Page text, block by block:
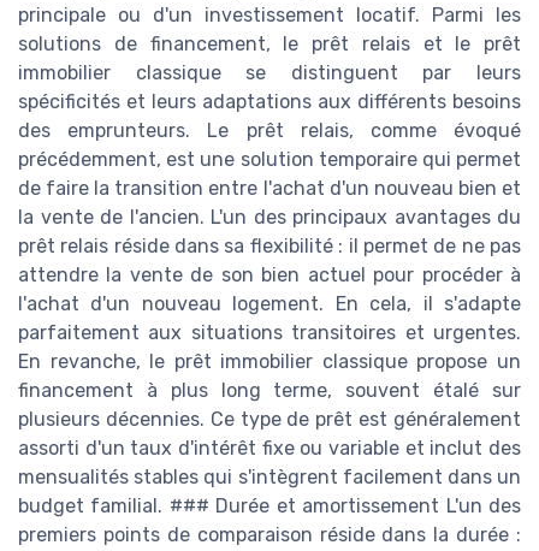
principale ou d'un investissement locatif. Parmi les
solutions de financement, le prêt relais et le prêt
immobilier classique se distinguent par leurs
spécificités et leurs adaptations aux différents besoins
des emprunteurs. Le prêt relais, comme évoqué
précédemment, est une solution temporaire qui permet
de faire la transition entre l'achat d'un nouveau bien et
la vente de l'ancien. L'un des principaux avantages du
prêt relais réside dans sa flexibilité : il permet de ne pas
attendre la vente de son bien actuel pour procéder à
l'achat d'un nouveau logement. En cela, il s'adapte
parfaitement aux situations transitoires et urgentes.
En revanche, le prêt immobilier classique propose un
financement à plus long terme, souvent étalé sur
plusieurs décennies. Ce type de prêt est généralement
assorti d'un taux d'intérêt fixe ou variable et inclut des
mensualités stables qui s'intègrent facilement dans un
budget familial. ### Durée et amortissement L'un des
premiers points de comparaison réside dans la durée :